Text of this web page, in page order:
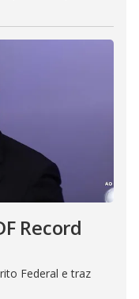
Record
Federal e traz